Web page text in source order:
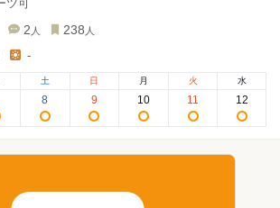
ツ可
2 人 238 人
-
土
8
日
9
月
10
火
11
水
12